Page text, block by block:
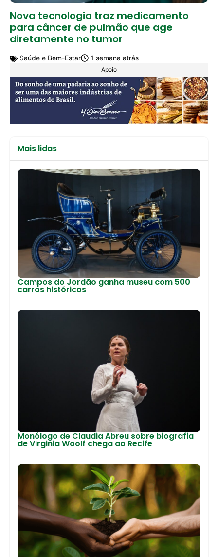
Nova tecnologia traz medicamento
para câncer de pulmão que age
diretamente no tumor
Saúde e Bem-Estar 1 semana atrás
Apoio
Mais lidas
Campos do Jordão ganha museu com 500
carros históricos
Monólogo de Claudia Abreu sobre biografia
de Virginia Woolf chega ao Recife